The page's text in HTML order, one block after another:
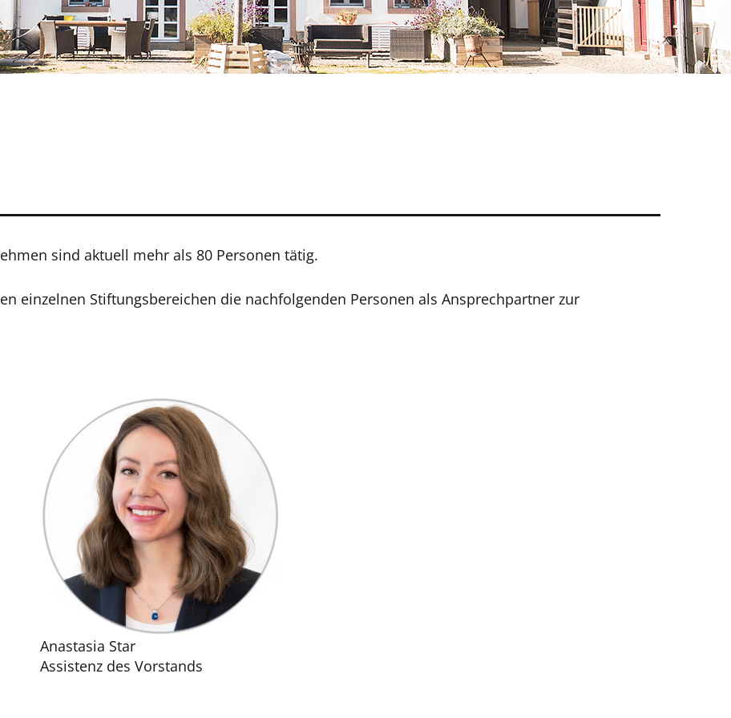
sind aktuell mehr als 80 Personen tätig.
einzelnen Stiftungsbereichen die nachfolgenden Personen als Ansprechpartner zur
Anastasia Star
Assistenz des Vorstands